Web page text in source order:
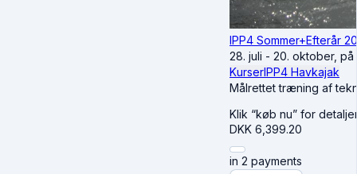
IPP4 Sommer+Efterår
28. juli - 20. oktober,
KurserIPP4 Havkajak
Målrettet træning af
Klik “køb nu” for
DKK 6,399.20
in 2 payments